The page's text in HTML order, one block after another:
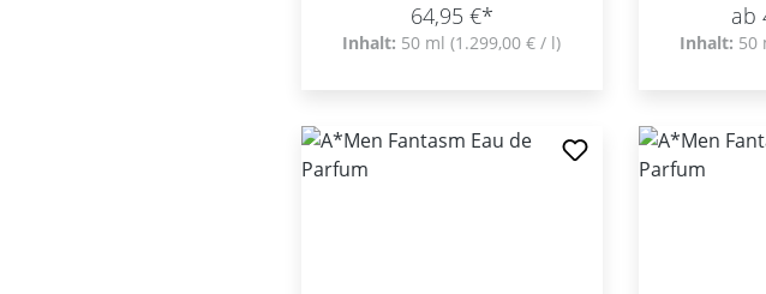
64,95 €*
Inhalt: 50 ml(1.299,00 € / l)
ab
Inhalt: 50